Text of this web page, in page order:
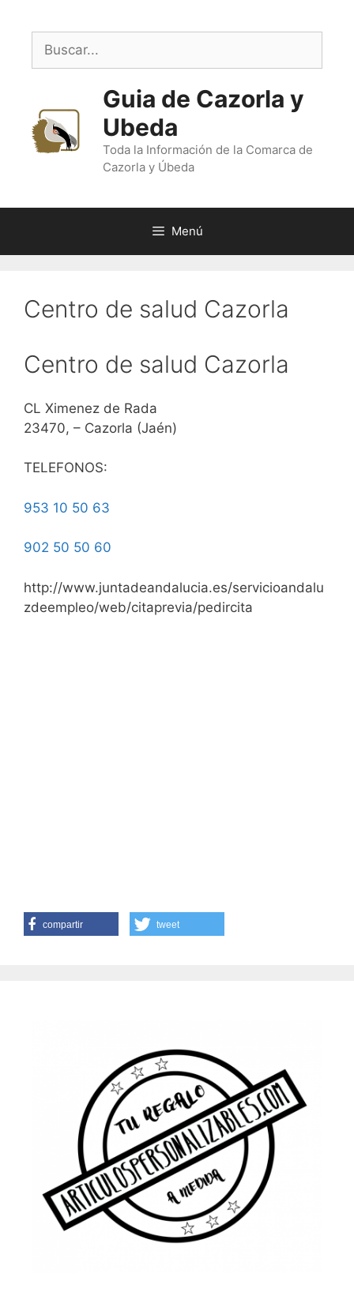
contenido
Buscar:
Guia de Cazorla y
Ubeda
Toda la Información de la Comarca de
Cazorla y Úbeda
Menú
Centro de salud Cazorla
Centro de salud Cazorla
CL Ximenez de Rada
23470, – Cazorla (Jaén)
TELEFONOS:
953 10 50 63
902 50 50 60
http://www.juntadeandalucia.es/servicioandalu
zdeempleo/web/citaprevia/pedircita
compartir tweet